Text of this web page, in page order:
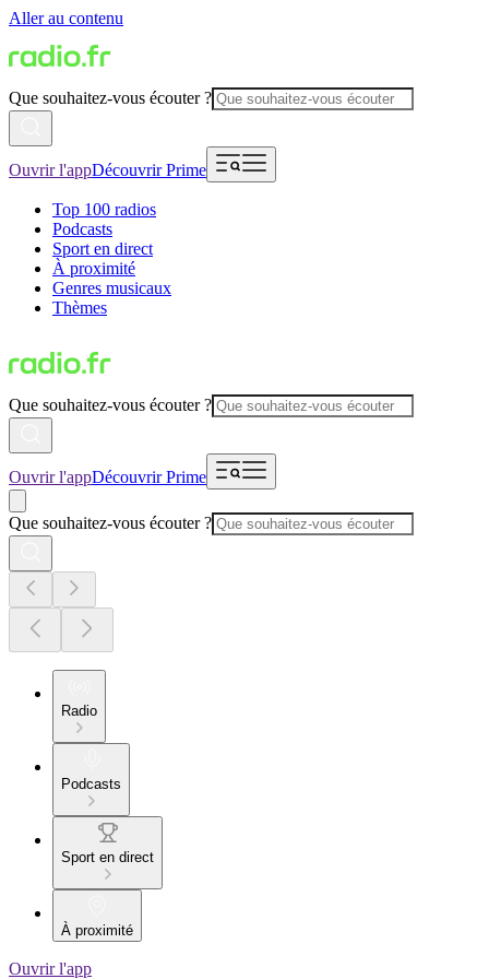
Aller au contenu
Que souhaitez-vous écouter ?
Ouvrir l'appDécouvrir Prime
Top 100 radios
Podcasts
Sport en direct
À proximité
Genres musicaux
Thèmes
Que souhaitez-vous écouter ?
Ouvrir l'appDécouvrir Prime
Que souhaitez-vous écouter ?
Radio
Podcasts
Sport en direct
À proximité
Ouvrir l'app